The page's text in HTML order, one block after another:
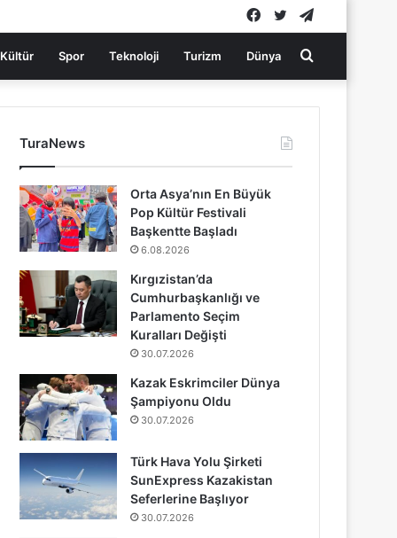
Twitter
Facebook
Kültür Spor Teknoloji Turizm Dünya Arama
yap
TuraNews
Orta Asya’nın En Büyük
Pop Kültür Festivali
Başkentte Başladı
6.08.2026
Kırgızistan’da
Cumhurbaşkanlığı ve
Parlamento Seçim
Kuralları Değişti
30.07.2026
Kazak Eskrimciler Dünya
Şampiyonu Oldu
30.07.2026
Türk Hava Yolu Şirketi
SunExpress Kazakistan
Seferlerine Başlıyor
30.07.2026